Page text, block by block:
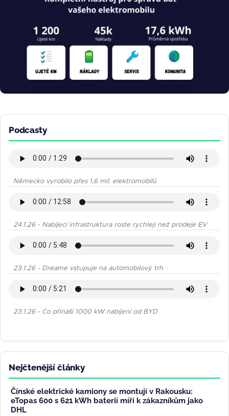
Podcasty
Německo vyrobilo přes 1,6 mil. elektromobilů
24.1.26 - Nabíjecí infrastruktura roste rychleji než prodeje EV
23.1.26 - Dreame vstupuje na automobilový trh
23.1.26 - Co přináší 1000 kW nabíjení od BYD
Nejčtenější články
Čínské elektrické kamiony se montují v Rakousku:
eTopas 600 s 621 kWh baterií míří k zákazníkům jako
DHL